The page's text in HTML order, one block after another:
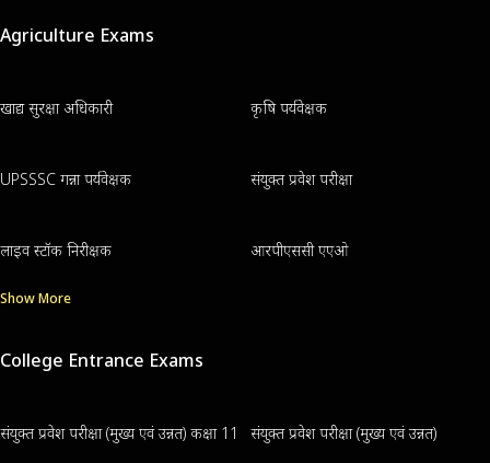
Agriculture Exams
खाद्य सुरक्षा अधिकारी कृषि पर्यवेक्षक
UPSSSC गन्ना पर्यवेक्षक संयुक्त प्रवेश परीक्षा
लाइव स्टॉक निरीक्षक आरपीएससी एएओ
Show More
College Entrance Exams
संयुक्त प्रवेश परीक्षा (मुख्य एवं उन्नत) कक्षा 11 संयुक्त प्रवेश परीक्षा (मुख्य एवं उन्नत)